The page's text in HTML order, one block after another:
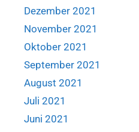
Dezember 2021
November 2021
Oktober 2021
September 2021
August 2021
Juli 2021
Juni 2021